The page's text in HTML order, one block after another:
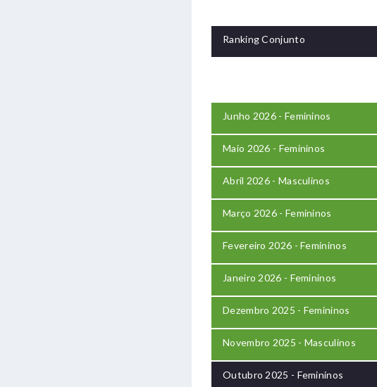
Ranking Conjunto
Junho 2026 - Femininos
Maio 2026 - Femininos
Abril 2026 - Masculinos
Março 2026 - Femininos
Fevereiro 2026 - Femininos
Janeiro 2026 - Femininos
Dezembro 2025 - Femininos
Novembro 2025 - Masculinos
Outubro 2025 - Femininos